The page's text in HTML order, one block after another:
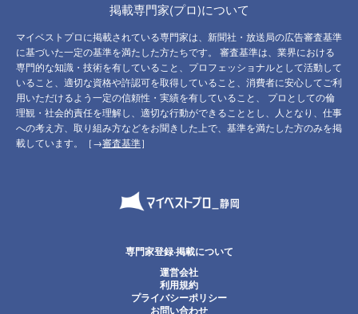
掲載専門家(プロ)について
マイベストプロに掲載されている専門家は、新聞社・放送局の広告審査基準
に基づいた一定の基準を満たした方たちです。 審査基準は、業界における
専門的な知識・技術を有していること、プロフェッショナルとして活動して
いること、適切な資格や許認可を取得していること、消費者に安心してご利
用いただけるよう一定の信頼性・実績を有していること、 プロとしての倫
理観・社会的責任を理解し、適切な行動ができることとし、人となり、仕事
への考え方、取り組み方などをお聞きした上で、基準を満たした方のみを掲
載しています。［→審査基準］
専門家登録·掲載について
運営会社
利用規約
プライバシーポリシー
お問い合わせ